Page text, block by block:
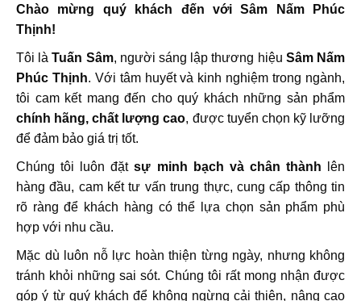
Chào mừng quý khách đến với Sâm Nấm Phúc
Thịnh!
Tôi làTuấn Sâm, người sáng lập thương hiệu Sâm Nấm
Phúc Thịnh. Với tâm huyết và kinh nghiệm trong ngành,
tôi cam kết mang đến cho quý khách những sản phẩm
chính hãng, chất lượng cao, được tuyển chọn kỹ lưỡng
để đảm bảo giá trị tốt.
Chúng tôi luôn đặtsự minh bạch và chân thành lên
hàng đầu, cam kết tư vấn trung thực, cung cấp thông tin
rõ ràng để khách hàng có thể lựa chọn sản phẩm phù
hợp với nhu cầu.
Mặc dù luôn nỗ lực hoàn thiện từng ngày, nhưng không
tránh khỏi những sai sót. Chúng tôi rất mong nhận được
góp ý từ quý khách để không ngừng cải thiện, nâng cao